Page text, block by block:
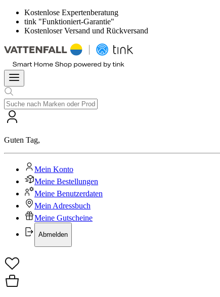
Kostenlose Expertenberatung
tink "Funktioniert-Garantie"
Kostenloser Versand und Rückversand
Guten Tag,
Mein Konto
Meine Bestellungen
Meine Benutzerdaten
Mein Adressbuch
Meine Gutscheine
Abmelden